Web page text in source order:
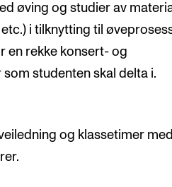
øving og studier av
i tilknytting til
en rekke konsert- og
studenten skal delta i.
og klassetimer